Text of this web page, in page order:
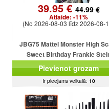
39.95 €44.99 €
Atlaide: -11%
(No 2026-08-03 līdz 2026-08-
JBG75 Mattel Monster High
Sweet Birthday Frankie
Pievienot grozam
Ir pieejams veikalā: 10